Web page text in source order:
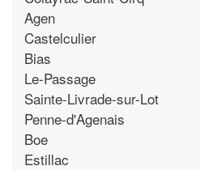
Agen
Castelculier
Bias
Le-Passage
Sainte-Livrade-sur-Lot
Penne-d'Agenais
Boe
Estillac